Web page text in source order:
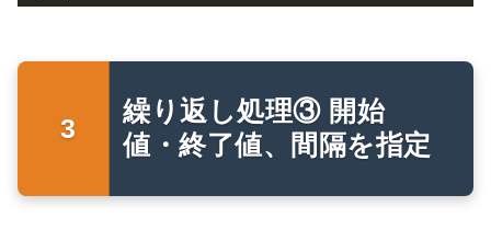
繰り返し処理③ 開始
値・終了値、間隔を指定